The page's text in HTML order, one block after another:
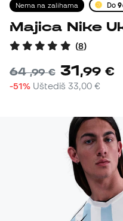
Nema na zalihama Do
Majica Nike
(8)
64,99 € 31,99 €
-51% Uštediš 33,00 €